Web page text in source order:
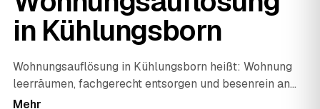
in Kühlungsborn
Wohnungsauflösung in Kühlungsborn heißt: Wohnung
leerräumen, fachgerecht entsorgen und besenrein an
den Vermieter übergeben. Genau dafür finden Sie über